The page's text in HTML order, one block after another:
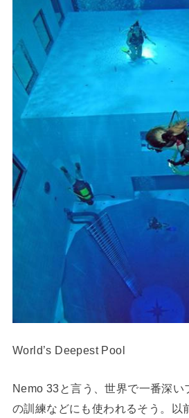
World’s Deepest Pool
Nemo 33と言う、世界で一番深い
の訓練などにも使われるそう。以